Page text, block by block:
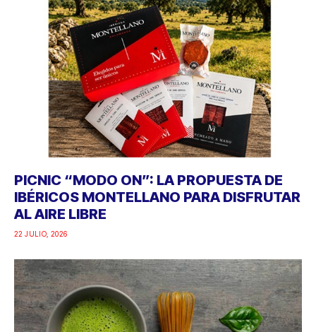
PICNIC “MODO ON”: LA PROPUESTA DE
IBÉRICOS MONTELLANO PARA DISFRUTAR
AL AIRE LIBRE
22 JULIO, 2026